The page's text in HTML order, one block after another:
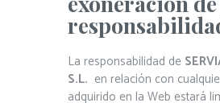
La responsabilidad de
S.L. en relación con
adquirido en la Web estará